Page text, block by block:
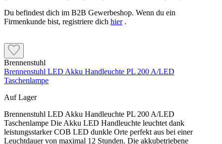
Du befindest dich im B2B Gewerbeshop. Wenn du ein
Firmenkunde bist, registriere dich hier.
Brennenstuhl
Brennenstuhl LED Akku Handleuchte PL 200 A/LED
Taschenlampe
Auf Lager
Brennenstuhl LED Akku Handleuchte PL 200 A/LED
Taschenlampe Die Akku LED Handleuchte leuchtet dank
leistungsstarker COB LED dunkle Orte perfekt aus bei einer
Leuchtdauer von maximal 12 Stunden. Die akkubetriebene